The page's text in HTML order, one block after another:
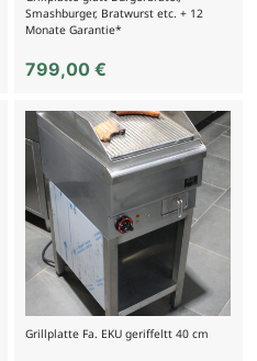
Smashburger, Bratwurst etc. + 12
Monate Garantie*
799,00€
Grillplatte Fa. EKU geriffeltt 40 cm